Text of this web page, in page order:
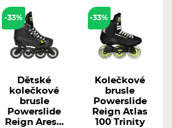
-33%
Dětské
kolečkové
brusle
Powerslide
Reign Ares...
-33%
Kolečkové
brusle
Powerslide
Reign Atlas
100 Trinity